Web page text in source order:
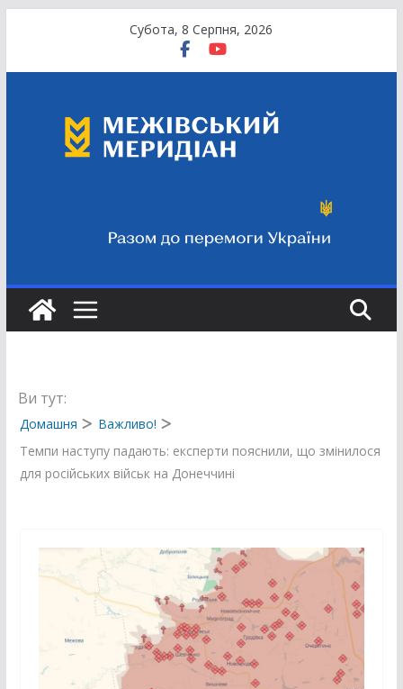
вмісту
Субота, 8 Серпня, 2026
Ви тут:
Домашня
Важливо!
Темпи наступу падають: експерти пояснили, що змінилося
для російських військ на Донеччині